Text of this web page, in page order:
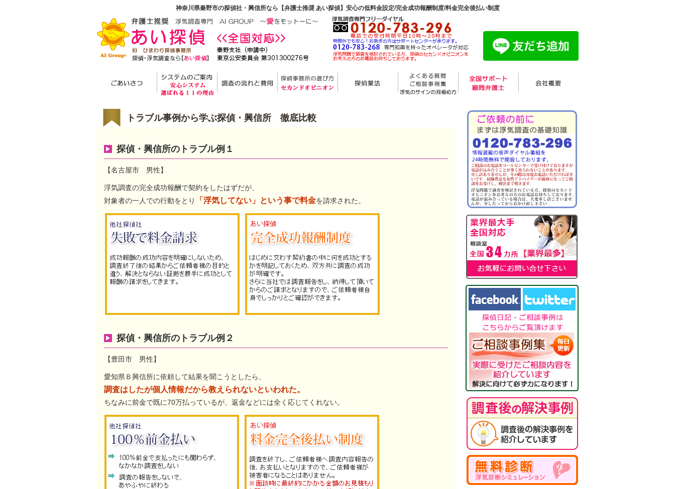
神奈川県秦野市の探偵社・興信所なら【弁護士推奨 あい探偵】安心の低料金設定/完全成功報酬制度/料金完全後払い制度
トラブル事例から学ぶ探偵・興信所 徹底比較
探偵・興信所のトラブル例１
【名古屋市 男性】
浮気調査の完全成功報酬で契約をしたはずだが、
対象者の一人での行動をとり
「浮気してない」という事で料金を請求された。
探偵・興信所のトラブル例２
【豊田市 男性】
愛知県Ｂ興信所に依頼して結果を聞こうとしたら、
調査はしたが個人情報だから教えられないといわれた。
ちなみに前金で既に70万払っているが、返金などには全く応じてくれない。